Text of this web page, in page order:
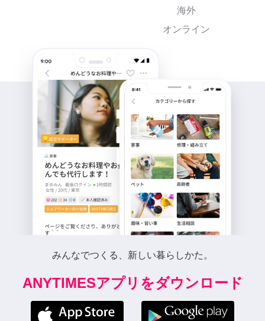
海外
オンライン
みんなでつくる、新しい暮らしかた。
ANYTIMESアプリをダウンロード